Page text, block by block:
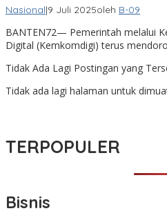
Nasional|9 Juli 2025oleh B-09
BANTEN72— Pemerintah melalui
Digital (Kemkomdigi) terus
Tidak Ada Lagi Postingan yang
Tidak ada lagi halaman untuk
TERPOPULER
Bisnis